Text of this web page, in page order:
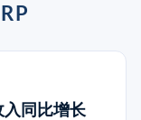
入同比增长